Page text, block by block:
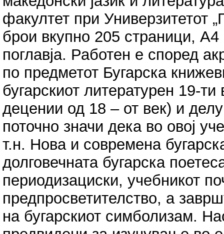
факултет при Универзитетот
брои вкупно 205 страници,
поглавја. Работен e според
по предметот Бугарска
бугарскиот литературен 19-
децении од 18 – от век) и
поточно значи дека во овој
т.н. Нова и современа
долговечната бугарска
периодизациски, учебникот
предпросветителство, а
на бугарскиот симболизам.